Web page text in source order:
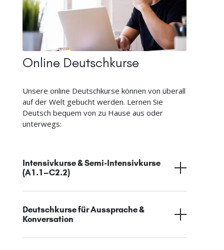
Online Deutschkurse
Unsere online Deutschkurse können von überall
auf der Welt gebucht werden. Lernen Sie
Deutsch bequem von zu Hause aus oder
unterwegs:
Intensivkurse & Semi-Intensivkurse
(A1.1–C2.2)
Deutschkurse für Aussprache &
Konversation